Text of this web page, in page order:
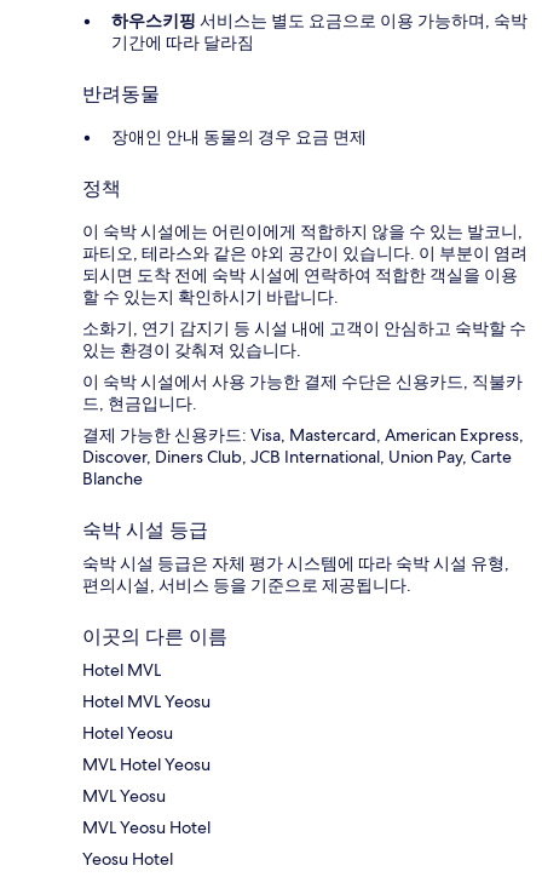
하우스키핑 서비스는 별도 요금으로 이용 가능하며, 숙박
기간에 따라 달라짐
반려동물
장애인 안내 동물의 경우 요금 면제
정책
이 숙박 시설에는 어린이에게 적합하지 않을 수 있는 발코니,
파티오, 테라스와 같은 야외 공간이 있습니다. 이 부분이 염려
되시면 도착 전에 숙박 시설에 연락하여 적합한 객실을 이용
할 수 있는지 확인하시기 바랍니다.
소화기, 연기 감지기 등 시설 내에 고객이 안심하고 숙박할 수
있는 환경이 갖춰져 있습니다.
이 숙박 시설에서 사용 가능한 결제 수단은 신용카드, 직불카
드, 현금입니다.
결제 가능한 신용카드: Visa, Mastercard, American Express,
Discover, Diners Club, JCB International, Union Pay, Carte
Blanche
숙박 시설 등급
숙박 시설 등급은 자체 평가 시스템에 따라 숙박 시설 유형,
편의시설, 서비스 등을 기준으로 제공됩니다.
이곳의 다른 이름
Hotel MVL
Hotel MVL Yeosu
Hotel Yeosu
MVL Hotel Yeosu
MVL Yeosu
MVL Yeosu Hotel
Yeosu Hotel